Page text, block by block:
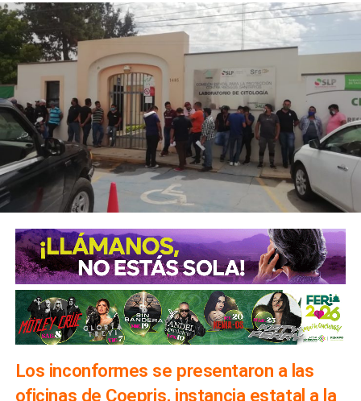
Los inconformes se presentaron a las
oficinas de Coepris, instancia estatal a la